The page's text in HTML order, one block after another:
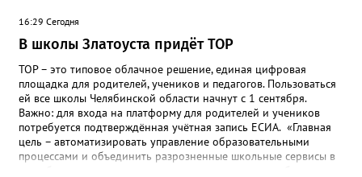
16:29 Сегодня
В школы Златоуста придёт ТОР
ТОР – это типовое облачное решение, единая цифровая
площадка для родителей, учеников и педагогов. Пользоваться
ей все школы Челябинской области начнут с 1 сентября.
Важно: для входа на платформу для родителей и учеников
потребуется подтверждённая учётная запись ЕСИА. «Главная
цель – автоматизировать управление образовательными
процессами и объединить разрозненные школьные сервисы в